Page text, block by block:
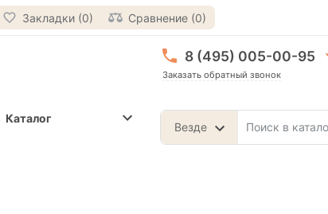
Закладки (0) Сравнение (0)
8 (495) 005-00-95
Заказать обратный звонок
Везде
Каталог